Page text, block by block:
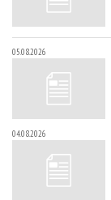
05.08.2026
04.08.2026